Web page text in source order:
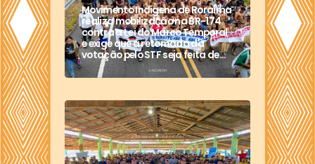
Movimento Indígena de Roraima
realiza mobilização na BR-174
contra a Lei do Marco Temporal
e exige que a retomada da
votação pelo STF seja feita de...